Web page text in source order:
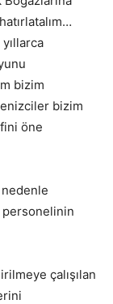
bizim
bizim
öne
nedenle
personelinin
çalışılan